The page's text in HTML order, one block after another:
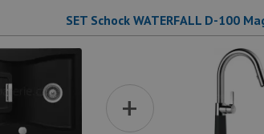
SET Schock WATERFALL D-100
+